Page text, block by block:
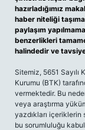
hazırladığımız
haber niteliği
paylaşım
benzerlikleri
halindedir ve
Sitemiz, 5651
Kurumu (BTK)
vermektedir. Bu
veya araştırma
yazdıkları
bu sorumluluğu kabul